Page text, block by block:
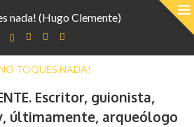
nada! (Hugo Clemente)
Escritor, guionista,
últimamente, arqueólogo